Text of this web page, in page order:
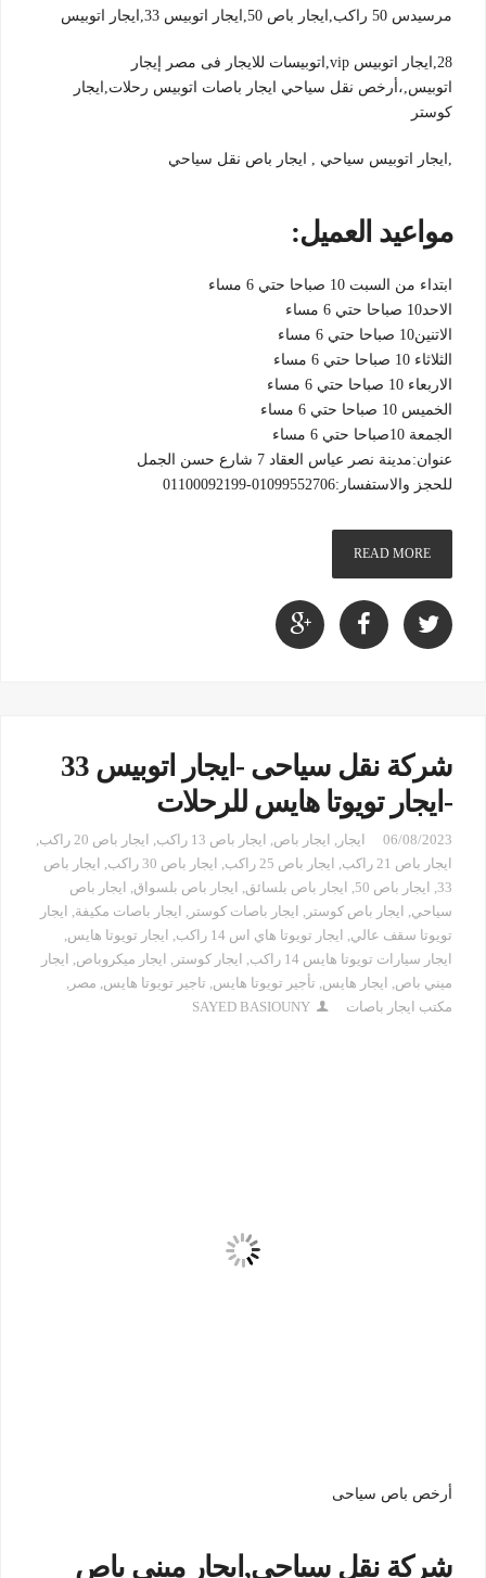
مرسيدس 50 راكب,ايجار باص 50,ايجار اتوبيس 33,ايجار اتوبيس
28,ايجار اتوبيس vip,اتوبيسات للايجار فى مصر إيجار
اتوبيس,،أرخص نقل سياحي ايجار باصات اتوبيس رحلات,ايجار
كوستر
,ايجار اتوبيس سياحي , ايجار باص نقل سياحي
مواعيد العميل:
ابتداء من السبت 10 صباحا حتي 6 مساء
الاحد10 صباحا حتي 6 مساء
الاتنين10 صباحا حتي 6 مساء
الثلاثاء 10 صباحا حتي 6 مساء
الاربعاء 10 صباحا حتي 6 مساء
الخميس 10 صباحا حتي 6 مساء
الجمعة 10صباحا حتي 6 مساء
عنوان:مدينة نصر عياس العقاد 7 شارع حسن الجمل
للحجز والاستفسار:01099552706-01100092199
READ MORE
شركة نقل سياحى -ايجار اتوبيس 33
-ايجار تويوتا هايس للرحلات
06/08/2023 ايجار , ايجار باص, ايجار باص 13 راكب , ايجار باص 20 راكب
,
ايجار باص 21 راكب
, ايجار باص 25 راكب , ايجار باص 30 راكب , ايجار باص
33
, ايجار باص 50 , ايجار باص بلسائق, ايجار باص بلسواق, ايجار باص
سياحي, ايجار باص كوستر , ايجار باصات كوستر , ايجار باصات مكيفة, ايجار
تويوتا سقف عالي, ايجار تويوتا هاي اس 14 راكب , ايجار تويوتا هايس,
ايجار سيارات تويوتا هايس 14 راكب
, ايجار كوستر , ايجار ميكروباص, ايجار
ميني باص, ايجار هايس, تأجير تويوتا هايس, تاجير تويوتا هايس, مصر ,
مكتب ايجار باصات
SAYED BASIOUNY
أرخص باص سياحى
شركة نقل سياحي,ايجار ميني باص